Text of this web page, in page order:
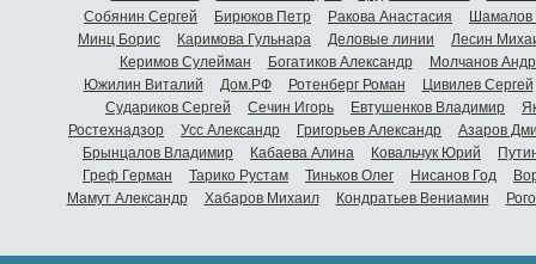
Собянин Сергей
Бирюков Петр Ракова Анастасия
Шамалов
Минц Борис
Каримова Гульнара Деловые линии
Лесин
Керимов Сулейман
Богатиков Александр
Молчанов
Южилин Виталий
Дом.РФ Ротенберг Роман
Цивилев Сергей
Судариков Сергей
Сечин Игорь Евтушенков Владимир
Ростехнадзор
Усс Александр Григорьев Александр
Азаров
Брынцалов Владимир
Кабаева Алина Ковальчук Юрий
Греф Герман
Тарико Рустам Тиньков Олег Нисанов Год
Мамут Александр
Хабаров Михаил Кондратьев Вениамин